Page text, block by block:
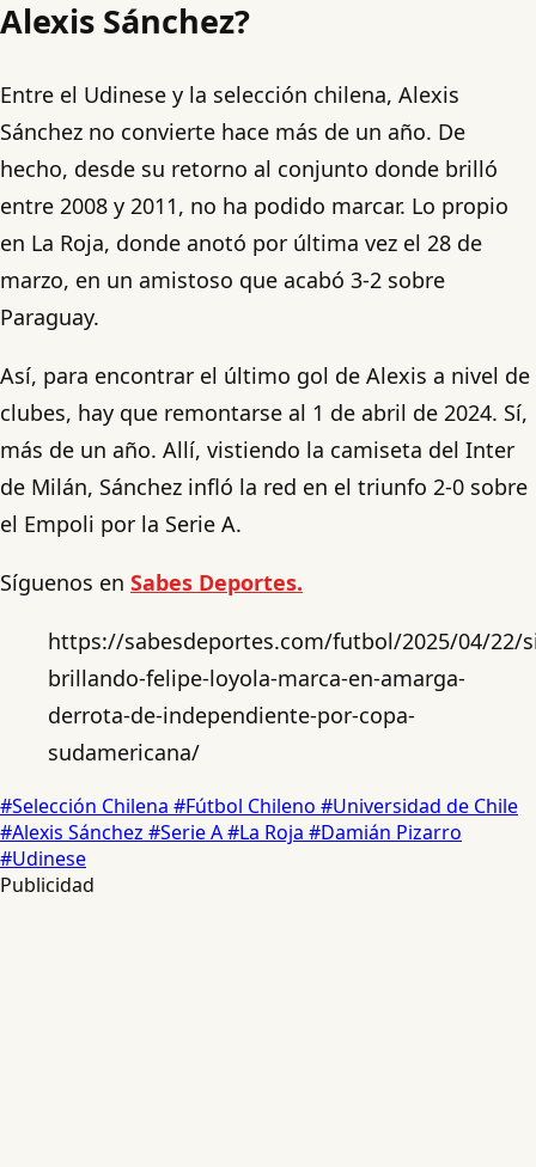
Alexis Sánchez?
Entre el Udinese y la selección chilena, Alexis
Sánchez no convierte hace más de un año. De
hecho, desde su retorno al conjunto donde brilló
entre 2008 y 2011, no ha podido marcar. Lo propio
en La Roja, donde anotó por última vez el 28 de
marzo, en un amistoso que acabó 3-2 sobre
Paraguay.
Así, para encontrar el último gol de Alexis a nivel de
clubes, hay que remontarse al 1 de abril de 2024. Sí,
más de un año. Allí, vistiendo la camiseta del Inter
de Milán, Sánchez infló la red en el triunfo 2-0 sobre
el Empoli por la Serie A.
Síguenos en Sabes Deportes.
https://sabesdeportes.com/futbol/2025/04/22/
brillando-felipe-loyola-marca-en-amarga-
derrota-de-independiente-por-copa-
sudamericana/
#Selección Chilena #Fútbol Chileno #Universidad de Chile
#Alexis Sánchez #Serie A#La Roja #Damián Pizarro
#Udinese
Publicidad